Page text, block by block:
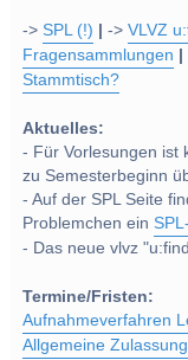
->SPL (!) ->VLVZ
Fragensammlungen
Stammtisch?
Aktuelles:
- Für Vorlesungen ist
zu Semesterbeginn
- Auf der SPL Seite
Problemchen ein
- Das neue vlvz
Termine/Fristen:
Aufnahmeverfahren
Allgemeine